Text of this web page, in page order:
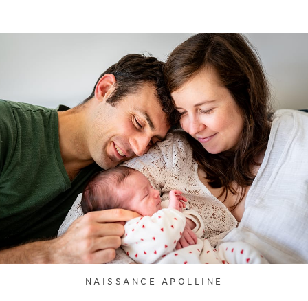
NAISSANCE APOLLINE